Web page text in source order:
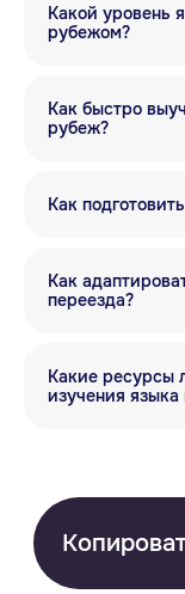
Какой уровень
рубежом?
Как быстро
рубеж?
Как
Как
переезда?
Какие ресурсы
изучения
к
Языки
Немецкий
Французский
Португальский